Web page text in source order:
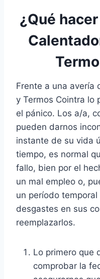
¿Qué
Frente a una avería
y Termos Cointra lo
el pánico. Los a/a,
pueden darnos
instante de su vida
tiempo, es normal
fallo, bien por el
un mal empleo o,
un período
desgastes en sus
reemplazarlos.
Lo primero que
comprobar la